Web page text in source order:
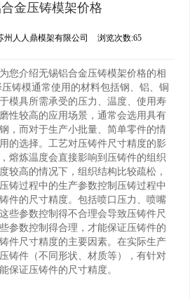
金压铸模架价格
州人人鼎模架有限公司 浏览次数:65
您介绍无锡铝合金压铸模架价格的相
铸模通常使用的材料包括钢、铝、铜
模具所需承受的压力、温度、使用寿
性较高的应用场景，通常会选用具有
，而对于生产小批量、简单零件的情
的选择。工艺对压铸件尺寸精度的影
熔炼温度会直接影响到压铸件的组织
较高的情况下，组织结构比较疏松，
铸过程中的生产参数控制压铸过程中
件的尺寸精度。包括喷口压力、喷嘴
些参数控制得不合理会导致压铸件尺
参数控制得合理，才能保证压铸件的
件尺寸精度的主要因素。在实际生产
铸件（不同形状、材质等），有针对
保证压铸件的尺寸精度。